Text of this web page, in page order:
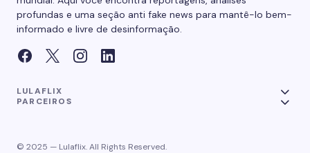
profundas e uma seção anti fake news para mantê-lo bem-
informado e livre de desinformação.
LULAFLIX
PARCEIROS
© 2025 — Lulaflix. All Rights Reserved.